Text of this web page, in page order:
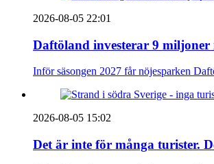
2026-08-05 22:01
Daftöland investerar 9
Inför säsongen 2027 får nöjesparken
2026-08-05 15:02
Det är inte för många turister.